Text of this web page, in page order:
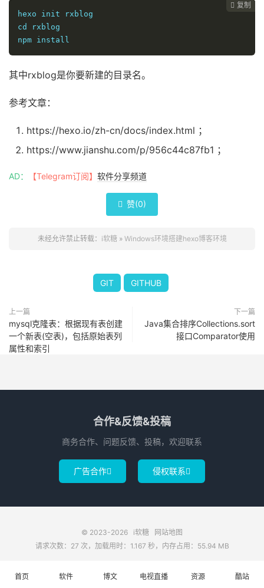
 复制
 复制
 复制
hexo init rxblog
cd rxblog
npm install
其中rxblog是你要新建的目录名。
参考文章：
https://hexo.io/zh-cn/docs/index.html ；
https://www.jianshu.com/p/956c44c87fb1 ；
AD： 【Telegram订阅】 软件分享频道
 赞(0)
未经允许禁止转载： i软糖» Windows环境搭建hexo博客环境
GIT GITHUB
上一篇
mysql克隆表：根据现有表创建
一个新表(空表)，包括原始表列
属性和索引
下一篇
Java集合排序Collections.sort
接口Comparator使用
合作&反馈&投稿
商务合作、问题反馈、投稿，欢迎联系
广告合作 侵权联系
© 2023-2026 i软糖
网站地图
请求次数：27 次，加载用时：1.167 秒，内存占用：55.94 MB
首页 软件 博文 电视直播 资源 酷站